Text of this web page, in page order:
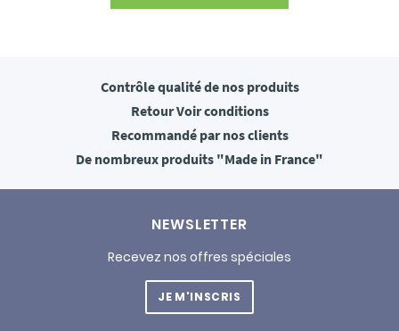
Contrôle qualitéde nos produits
RetourVoir conditions
Recommandépar nos clients
De nombreux produits "Made in France"
NEWSLETTER
Recevez nos offres spéciales
JE M'INSCRIS